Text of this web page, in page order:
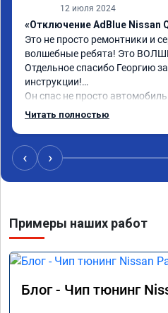
12 июля 2024
«Отключение AdBlue Nissan
Это не просто ремонтники и
волшебные ребята! Это
Отдельное спасибо Георгию
инструкции!
Он спас не просто
его спас одну человеческую
Если бы можно поставить
это с удовольствием сделал!
Спасибо!
Храни Вас Бог!
Читать полностью
‹ ›
Примеры наших работ
Блог - Чип тюнинг